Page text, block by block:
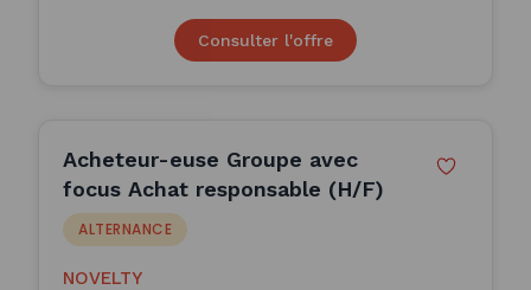
Consulter l'offre
Acheteur-euse Groupe avec
focus Achat responsable (H/F)
ALTERNANCE
NOVELTY